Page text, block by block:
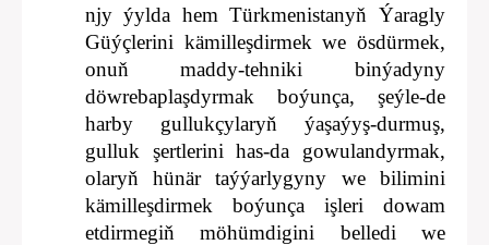
njy ýylda hem Türkmenistanyň Ýaragly
Güýçlerini kämilleşdirmek we ösdürmek,
onuň maddy-tehniki binýadyny
döwrebaplaşdyrmak boýunça, şeýle-de
harby gullukçylaryň ýaşaýyş-durmuş,
gulluk şertlerini has-da gowulandyrmak,
olaryň hünär taýýarlygyny we bilimini
kämilleşdirmek boýunça işleri dowam
etdirmegiň möhümdigini belledi we